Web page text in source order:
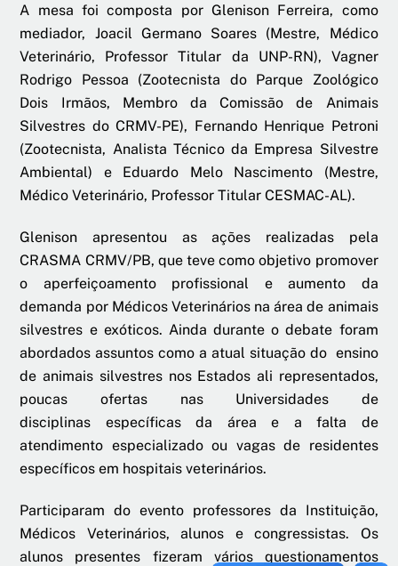
A mesa foi composta por Glenison Ferreira, como
mediador, Joacil Germano Soares (Mestre, Médico
Veterinário, Professor Titular da UNP-RN), Vagner
Rodrigo Pessoa (Zootecnista do Parque Zoológico
Dois Irmãos, Membro da Comissão de Animais
Silvestres do CRMV-PE), Fernando Henrique Petroni
(Zootecnista, Analista Técnico da Empresa Silvestre
Ambiental) e Eduardo Melo Nascimento (Mestre,
Médico Veterinário, Professor Titular CESMAC-AL).
Glenison apresentou as ações realizadas pela
CRASMA CRMV/PB, que teve como objetivo promover
o aperfeiçoamento profissional e aumento da
demanda por Médicos Veterinários na área de animais
silvestres e exóticos. Ainda durante o debate foram
abordados assuntos como a atual situação do ensino
de animais silvestres nos Estados ali representados,
poucas ofertas nas Universidades de
disciplinas específicas da área e a falta de
atendimento especializado ou vagas de residentes
específicos em hospitais veterinários.
Participaram do evento professores da Instituição,
Médicos Veterinários, alunos e congressistas. Os
alunos presentes fizeram vários questionamentos